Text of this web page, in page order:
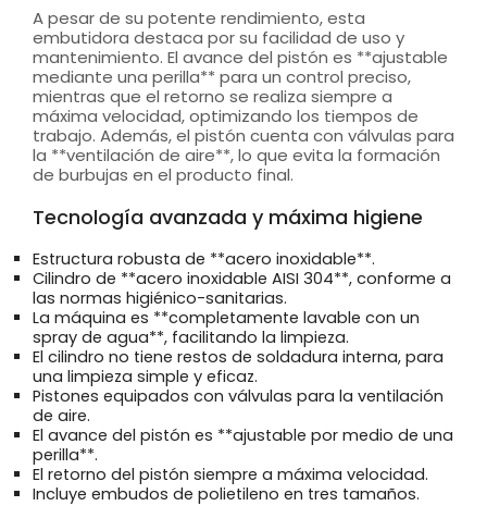
A pesar de su potente rendimiento, esta
embutidora destaca por su facilidad de uso y
mantenimiento. El avance del pistón es **ajustable
mediante una perilla** para un control preciso,
mientras que el retorno se realiza siempre a
máxima velocidad, optimizando los tiempos de
trabajo. Además, el pistón cuenta con válvulas para
la **ventilación de aire**, lo que evita la formación
de burbujas en el producto final.
Tecnología avanzada y máxima higiene
Estructura robusta de **acero inoxidable**.
Cilindro de **acero inoxidable AISI 304**, conforme a
las normas higiénico-sanitarias.
La máquina es **completamente lavable con un
spray de agua**, facilitando la limpieza.
El cilindro no tiene restos de soldadura interna, para
una limpieza simple y eficaz.
Pistones equipados con válvulas para la ventilación
de aire.
El avance del pistón es **ajustable por medio de una
perilla**.
El retorno del pistón siempre a máxima velocidad.
Incluye embudos de polietileno en tres tamaños.